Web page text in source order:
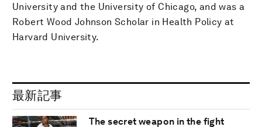
University and the University of Chicago, and was a
Robert Wood Johnson Scholar in Health Policy at
Harvard University.
最新記事
The secret weapon in the fight